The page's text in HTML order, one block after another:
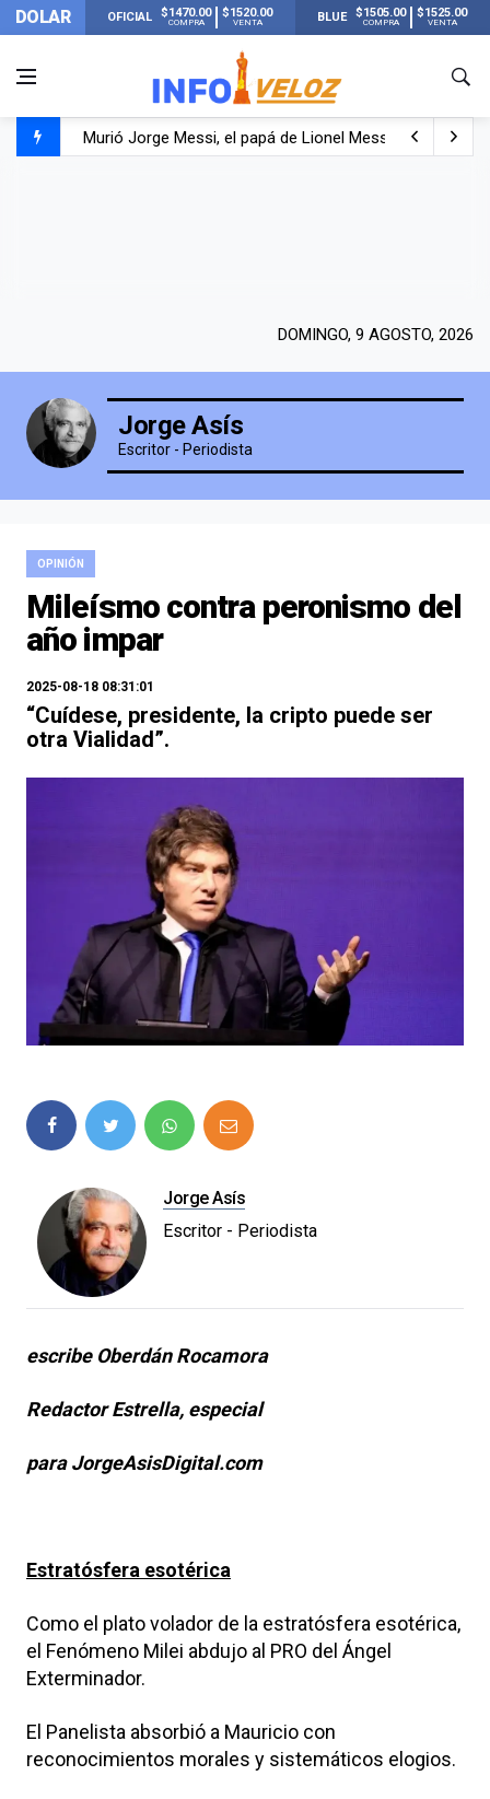
DOLAR OFICIAL $1470.00
COMPRA
$1520.00
VENTA BLUE $1505.00
COMPRA
$1525.00
VENTA
Murió Jorge Messi, el papá de Lionel Messi
DOMINGO, 9 AGOSTO, 2026
Jorge Asís
Escritor - Periodista
OPINIÓN
Mileísmo contra peronismo del
año impar
2025-08-18 08:31:01
“Cuídese, presidente, la cripto puede ser
otra Vialidad”.
Jorge Asís
Escritor - Periodista
escribe Oberdán Rocamora
Redactor Estrella, especial
para JorgeAsisDigital.com
Estratósfera esotérica
Como el plato volador de la estratósfera esotérica,
el Fenómeno Milei abdujo al PRO del Ángel
Exterminador.
El Panelista absorbió a Mauricio con
reconocimientos morales y sistemáticos elogios.